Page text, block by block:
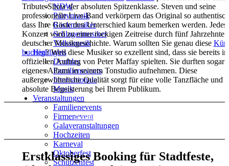
NDW
Partymusik
Rockmusiker
Schlagermusiker
Volksmusik
Highlights
Doubles
Familienevents
Internationale
Musik
Veranstaltungen
Familienevents
Firmenevent
Galaveranstaltungen
Hochzeiten
Karneval
Oktoberfest
Schützenfest
Tribute-Show der absoluten Spitzenklasse. Steven und seine
professionelle Live-Band verkörpern das Original so
dass Ihre Gäste den Unterschied kaum bemerken werden. Jedes
Konzert wird zu einer rockigen Zeitreise durch fünf Jahrzehnte
deutscher Musikgeschichte. Warum sollten Sie genau diese
buchen? Weil diese Musiker so exzellent sind, dass sie bereits
offiziellen Auftrag von Peter Maffay spielten. Sie durften sogar
eigenes Album in seinem Tonstudio aufnehmen. Diese
außergewöhnliche Qualität sorgt für eine volle Tanzfläche und
absolute Begeisterung bei Ihrem Publikum.
Künstleranfrage Kontakt
Erstklassiges Booking für Stadtfeste,